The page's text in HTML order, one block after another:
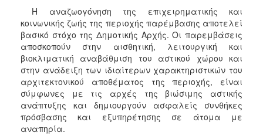
Η αναζωογόνηση της επιχειρηματικής και
κοινωνικής ζωής της περιοχής παρέμβασης αποτελεί
βασικό στόχο της Δημοτικής Αρχής. Οι παρεμβάσεις
αποσκοπούν στην αισθητική, λειτουργική και
βιοκλιματική αναβάθμιση του αστικού χώρου και
στην ανάδειξη των ιδιαίτερων χαρακτηριστικών του
αρχιτεκτονικού αποθέματος της περιοχής, είναι
σύμφωνες με τις αρχές της βιώσιμης αστικής
ανάπτυξης και δημιουργούν ασφαλείς συνθήκες
πρόσβασης και εξυπηρέτησης σε άτομα με
αναπηρία.